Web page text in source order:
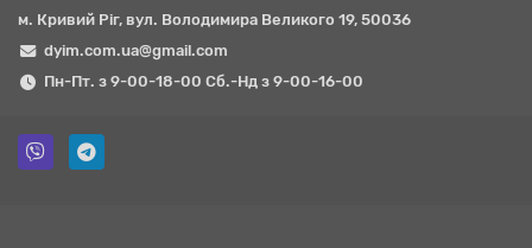
м. Кривий Ріг, вул. Володимира Великого 19, 50036
dyim.com.ua@gmail.com
Пн-Пт. з 9-00-18-00 Сб.-Нд з 9-00-16-00